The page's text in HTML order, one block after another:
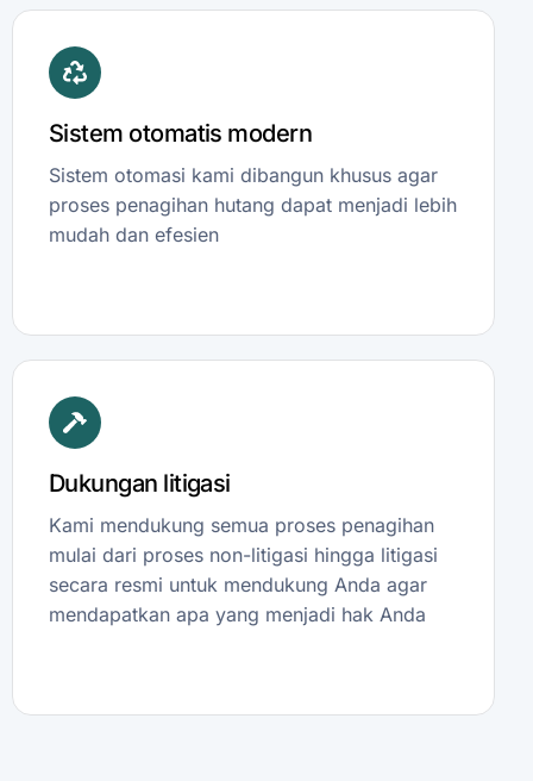
Sistem otomatis modern
Sistem otomasi kami dibangun khusus agar
proses penagihan hutang dapat menjadi lebih
mudah dan efesien
Dukungan litigasi
Kami mendukung semua proses penagihan
mulai dari proses non-litigasi hingga litigasi
secara resmi untuk mendukung Anda agar
mendapatkan apa yang menjadi hak Anda